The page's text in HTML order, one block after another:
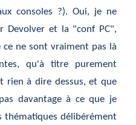
consoles ?). Oui, je ne
Devolver et la "conf PC",
ne sont vraiment pas là
qu'à titre purement
rien à dire dessus, et que
davantage à ce que je
thématiques délibérément